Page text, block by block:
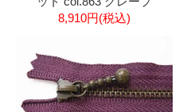
8,910円(税込)